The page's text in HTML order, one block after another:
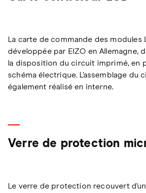
La carte de commande des modules
développée par EIZO en Allemagne,
la disposition du circuit imprimé, en
schéma électrique. L'assemblage du
également réalisé en interne.
Verre de protection
Le verre de protection recouvert